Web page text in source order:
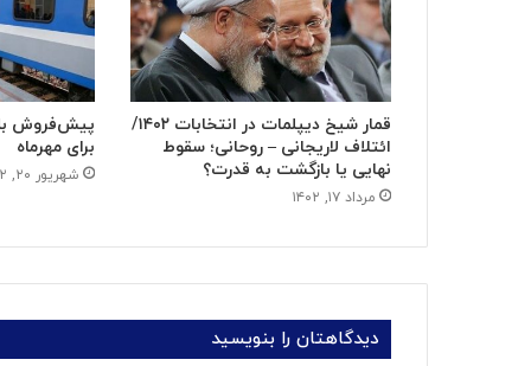
قمار شیخ دیپلمات در انتخابات ۱۴۰۲/
ائتلاف لاریجانی – روحانی؛ سقوط
نهایی یا بازگشت به قدرت؟
مرداد ۱۷, ۱۴۰۲
پیش‌فروش
برای مهرماه
شهریور ۲۰, ۱۴۰۲
دیدگاهتان را بنویسید